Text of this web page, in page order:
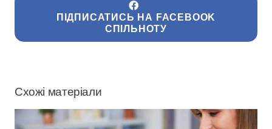
ПІДПИСАТИСЬ НА FACEBOOK
СПІЛЬНОТУ
Схожі матеріали